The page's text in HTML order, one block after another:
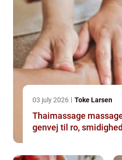
03 july 2026 Toke Larsen
Thaimassage massage i
genvej til ro,